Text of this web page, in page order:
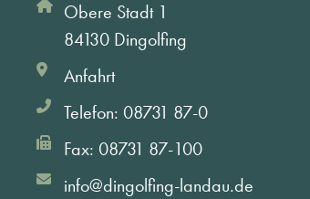
Obere Stadt 1
84130 Dingolfing
Anfahrt
Telefon: 08731 87-0
Fax: 08731 87-100
info@dingolfing-landau.de